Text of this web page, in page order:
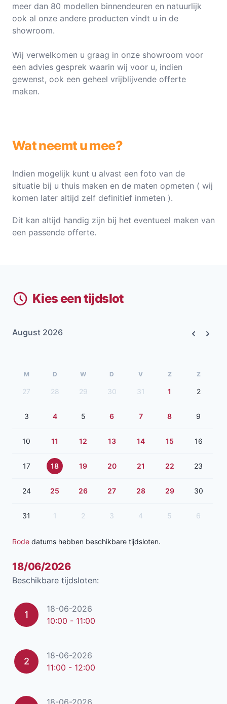
meer dan 80 modellen binnendeuren en natuurlijk
ook al onze andere producten vindt u in de
showroom.
Wij verwelkomen u graag in onze showroom voor
een advies gesprek waarin wij voor u, indien
gewenst, ook een geheel vrijblijvende offerte
maken.
Wat neemt u mee?
Indien mogelijk kunt u alvast een foto van de
situatie bij u thuis maken en de maten opmeten ( wij
komen later altijd zelf definitief inmeten ).
Dit kan altijd handig zijn bij het eventueel maken van
een passende offerte.
Kies een tijdslot
August 2026
M D W D V Z Z
27 28 29 30 31 1 2
3 4 5 6 7 8 9
10 11 12 13 14 15 16
17 18 19 20 21 22 23
24 25 26 27 28 29 30
31 1 2 3 4 5 6
Rode datums hebben beschikbare tijdsloten.
18/06/2026
Beschikbare tijdsloten:
1
18-06-2026
10:00 - 11:00
2
18-06-2026
11:00 - 12:00
18-06-2026